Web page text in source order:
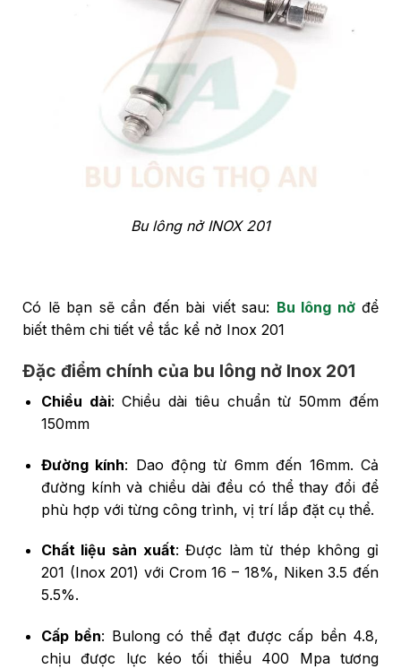
Bu lông nở INOX 201
Có lẽ bạn sẽ cần đến bài viết sau: Bu lông nởđể
biết thêm chi tiết về tắc kể nở Inox 201
Đặc điểm chính của bu lông nở Inox 201
Chiều dài: Chiều dài tiêu chuẩn từ 50mm đếm
150mm
Đường kính: Dao động từ 6mm đến 16mm. Cả
đường kính và chiều dài đều có thể thay đổi để
phù hợp với từng công trình, vị trí lắp đặt cụ thể.
Chất liệu sản xuất: Được làm từ thép không gỉ
201 (Inox 201) với Crom 16 – 18%, Niken 3.5 đến
5.5%.
Cấp bền: Bulong có thể đạt được cấp bền 4.8,
chịu được lực kéo tối thiểu 400 Mpa tương